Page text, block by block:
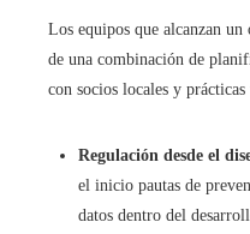
Los equipos que alcanzan
de una combinación de
con socios locales y prácticas
Regulación desde el
el inicio pautas de
datos dentro del